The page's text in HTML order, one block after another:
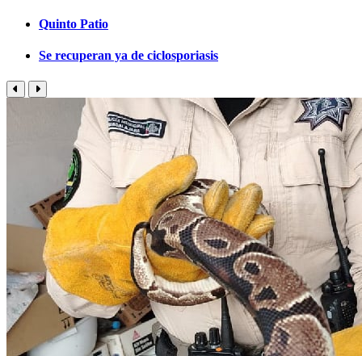
Quinto Patio
Se recuperan ya de ciclosporiasis